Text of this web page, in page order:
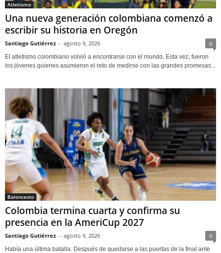
Atletismo
Una nueva generación colombiana comenzó a
escribir su historia en Oregón
Santiago Gutiérrez - agosto 9, 2026 0
El atletismo colombiano volvió a encontrarse con el mundo. Esta vez, fueron
los jóvenes quienes asumieron el reto de medirse con las grandes promesas...
Baloncesto
Colombia termina cuarta y confirma su
presencia en la AmeriCup 2027
Santiago Gutiérrez - agosto 9, 2026 0
Había una última batalla. Después de quedarse a las puertas de la final ante